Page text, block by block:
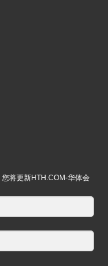
将更新HTH.COM-华体会